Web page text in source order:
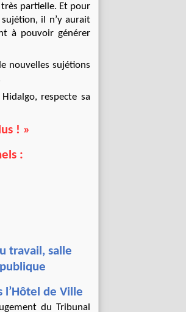
partielle. Et pour
il n’y aurait
à pouvoir générer
sujétions
respecte sa
! »
:
travail, salle
de Ville
du Tribunal